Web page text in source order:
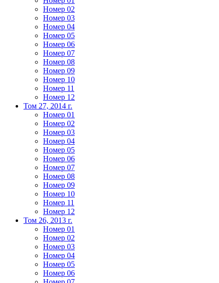
Номер 02
Номер 03
Номер 04
Номер 05
Номер 06
Номер 07
Номер 08
Номер 09
Номер 10
Номер 11
Номер 12
Том 27, 2014 г.
Номер 01
Номер 02
Номер 03
Номер 04
Номер 05
Номер 06
Номер 07
Номер 08
Номер 09
Номер 10
Номер 11
Номер 12
Том 26, 2013 г.
Номер 01
Номер 02
Номер 03
Номер 04
Номер 05
Номер 06